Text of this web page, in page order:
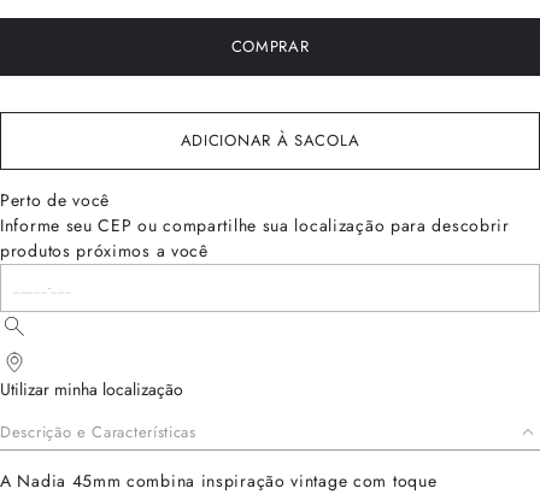
COMPRAR
ADICIONAR À SACOLA
Perto de você
Informe seu CEP ou compartilhe sua localização para descobrir
produtos próximos a você
Utilizar minha localização
Descrição e Características
A Nadia 45mm combina inspiração vintage com toque